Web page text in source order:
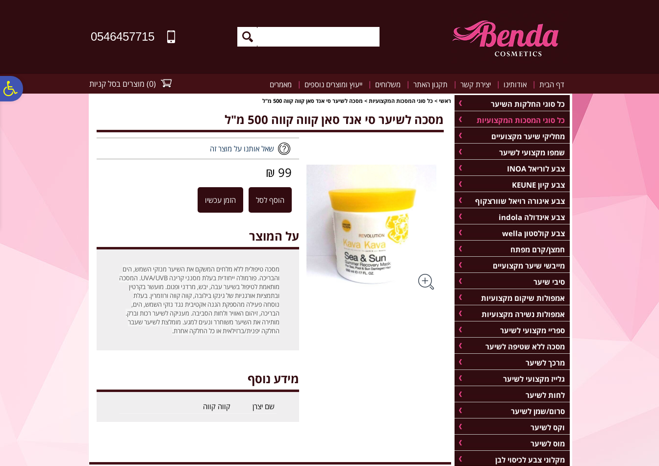
0546457715
דף הבית | אודותינו | יצירת קשר | תקנון האתר | משלוחים | ייעוץ ומוצרים נוספים | מאמרים (
0
) מוצרים בסל קניות
ראשי > כל סוגי המסכות המקצועיות > מסכה לשיער סי אנד סאן קווה קווה 500 מ"ל
מסכה לשיער סי אנד סאן קווה קווה 500 מ"ל
שאל אותנו על מוצר זה
99 ₪
הוסף לסל הזמן עכשיו
על המוצר
מסכה טיפולית ללא מלחים המשקם את השיער מנזקי השמש, הים
והבריכה. פורמולה ייחודית בעלת מסנני קרינה UVA/UVB. המסכה
מותאמת לטיפול בשיער עבה, יבש, מרדני ופגום. מועשר בקרטין
ובתמציות אורגניות של גינקו בילובה, קווה קווה ורוזמרין. בעלת
נוסחה פעילה מהספקת הגנה אקטיבית נגד נזקי השמש, הים,
הבריכה, זיהום האוויר ולחות הסביבה. מעניקה לשיער רכות וברק.
מותירה את השיער משוחרר ונעים למגע. מומלצת לשיער שעבר
החלקה יפנית/ברזילאית או כל החלקה אחרת.
מידע נוסף
שם יצרן קווה קווה
כל סוגי החלקות השיער
כל סוגי המסכות המקצועיות
מחליקי שיער מקצועיים
שמפו מקצועי לשיער
צבע לוריאל INOA
צבע קיון KEUNE
צבע איגורה רויאל שוורצקוף
צבע אינדולה indola
צבע קולסטון wella
חמצן/קרם מפתח
מייבשי שיער מקצועיים
סיבי שיער
אמפולות שיקום מקצועיות
אמפולות נשירה מקצועיות
ספריי מקצועי לשיער
מסכה ללא שטיפה לשיער
מרכך לשיער
גלייז מקצועי לשיער
לחות לשיער
סרום/שמן לשיער
וקס לשיער
מוס לשיער
מקלוני צבע לכיסוי לבן